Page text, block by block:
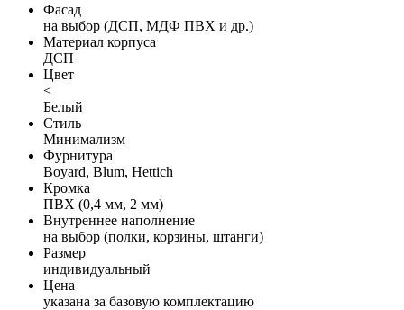
Фасад
на выбор (ДСП, МДФ ПВХ и др.)
Материал корпуса
ДСП
Цвет
<
Белый
Стиль
Минимализм
Фурнитура
Boyard, Blum, Hettich
Кромка
ПВХ (0,4 мм, 2 мм)
Внутреннее наполнение
на выбор (полки, корзины, штанги)
Размер
индивидуальный
Цена
указана за базовую комплектацию